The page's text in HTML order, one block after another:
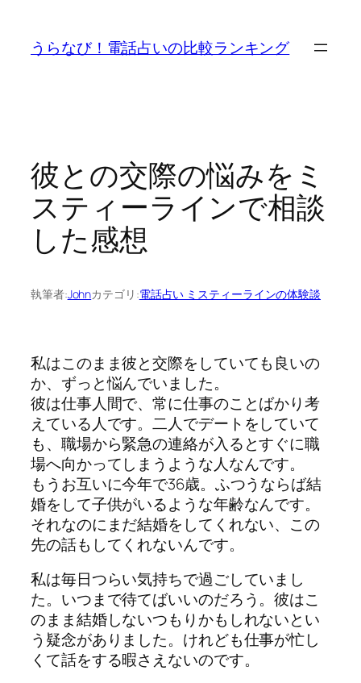
うらなび！電話占いの比較ランキング
彼との交際の悩みをミ
スティーラインで相談
した感想
執筆者:Johnカテゴリ:電話占い ミスティーラインの体験談
私はこのまま彼と交際をしていても良いの
か、ずっと悩んでいました。
彼は仕事人間で、常に仕事のことばかり考
えている人です。二人でデートをしていて
も、職場から緊急の連絡が入るとすぐに職
場へ向かってしまうような人なんです。
もうお互いに今年で36歳。ふつうならば結
婚をして子供がいるような年齢なんです。
それなのにまだ結婚をしてくれない、この
先の話もしてくれないんです。
私は毎日つらい気持ちで過ごしていまし
た。いつまで待てばいいのだろう。彼はこ
のまま結婚しないつもりかもしれないとい
う疑念がありました。けれども仕事が忙し
くて話をする暇さえないのです。